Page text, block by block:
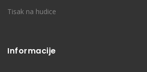
Tisak na hudice
Informacije